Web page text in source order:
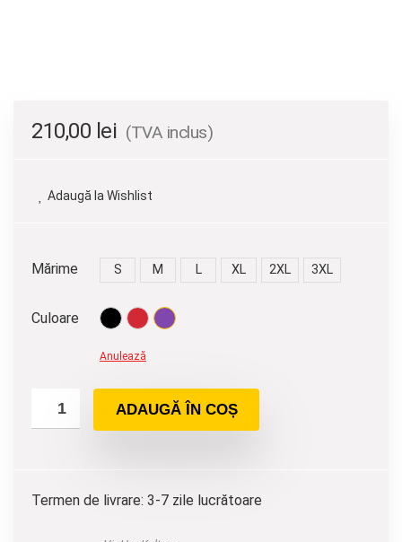
210,00 lei (TVA inclus)
Adaugă la Wishlist
Mărime S M L XL 2XL 3XL
Culoare
Anulează
ADAUGĂ ÎN COȘ
Termen de livrare: 3-7 zile lucrătoare